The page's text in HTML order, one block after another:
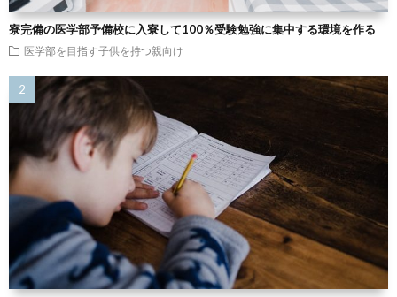
寮完備の医学部予備校に入寮して100％受験勉強に集中する環境を作る
医学部を目指す子供を持つ親向け